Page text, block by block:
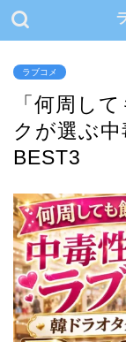
ラブコメ
「何周し
クが選ぶ
BEST3